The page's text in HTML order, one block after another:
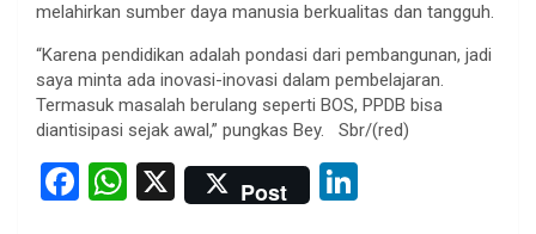
melahirkan sumber daya manusia berkualitas dan tangguh.
“Karena pendidikan adalah pondasi dari pembangunan, jadi
saya minta ada inovasi-inovasi dalam pembelajaran.
Termasuk masalah berulang seperti BOS, PPDB bisa
diantisipasi sejak awal,” pungkas Bey. Sbr/(red)
F
W X Post